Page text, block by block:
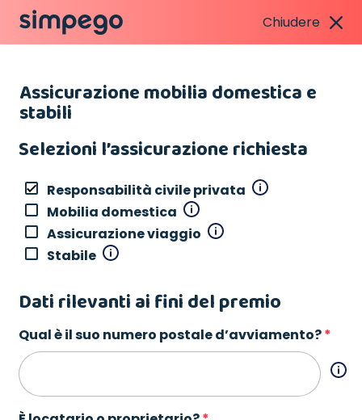
Chiudere
Assicurazione mobilia domestica e
stabili
Selezioni l’assicurazione richiesta
Responsabilità civile privata
Mobilia domestica
Assicurazione viaggio
Stabile
Dati rilevanti ai fini del premio
Qual è il suo numero postale d’avviamento?